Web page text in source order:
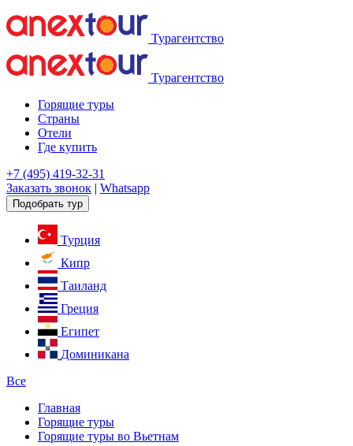
Турагентство
Турагентство
Горящие туры
Страны
Отели
Где купить
+7 (495) 419-32-31
Заказать звонок | Whatsapp
Подобрать тур
Турция
Кипр
Таиланд
Греция
Египет
Доминикана
Все
Главная
Горящие туры
Горящие туры во Вьетнам